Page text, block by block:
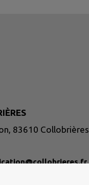
83610 Collobrières